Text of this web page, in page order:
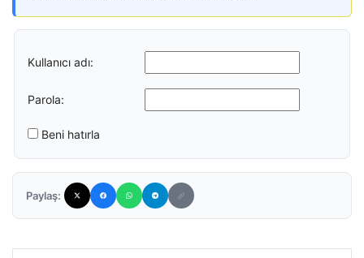
Kullanıcı adı:
Parola:
Beni hatırla
Paylaş: